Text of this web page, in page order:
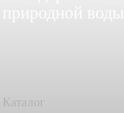
природной воды
Каталог